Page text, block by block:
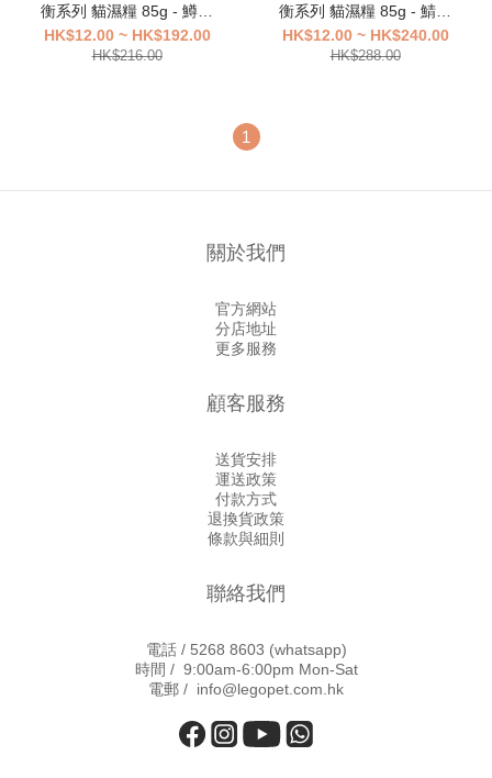
衡系列 貓濕糧 85g - 鱒魚
【原箱18 罐】
HK$12.00 ~ HK$192.00
HK$216.00
衡系列 貓濕糧 85g - 鯖魚
【原箱24 罐】
HK$12.00 ~ HK$240.00
HK$288.00
1
關於我們
官方網站
分店地址
更多服務
顧客服務
送貨安排
運送政策
付款方式
退換貨政策
條款與細則
聯絡我們
電話 / 5268 8603 (whatsapp)
時間 / 9:00am-6:00pm Mon-Sat
電郵 / info@legopet.com.hk